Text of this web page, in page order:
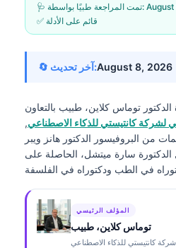
🩺 تمت المراجعة طبيًا بواسطة:
✅ قائم على الأدلة
🔄 آخر تحديث:August 8, 2026
الدكتور توماس كلاين، طبيب بالتعاون
لشركة كانتيستي للذكاء الاصطناعي,
من البروفيسور الدكتور هانز ويبر
الدكتورة سارة ميتشل، الحاصلة على
المؤلف الرئيسي
توماس كلاين، طبيب
شركة كانتيستي للذكاء الاصطناعي